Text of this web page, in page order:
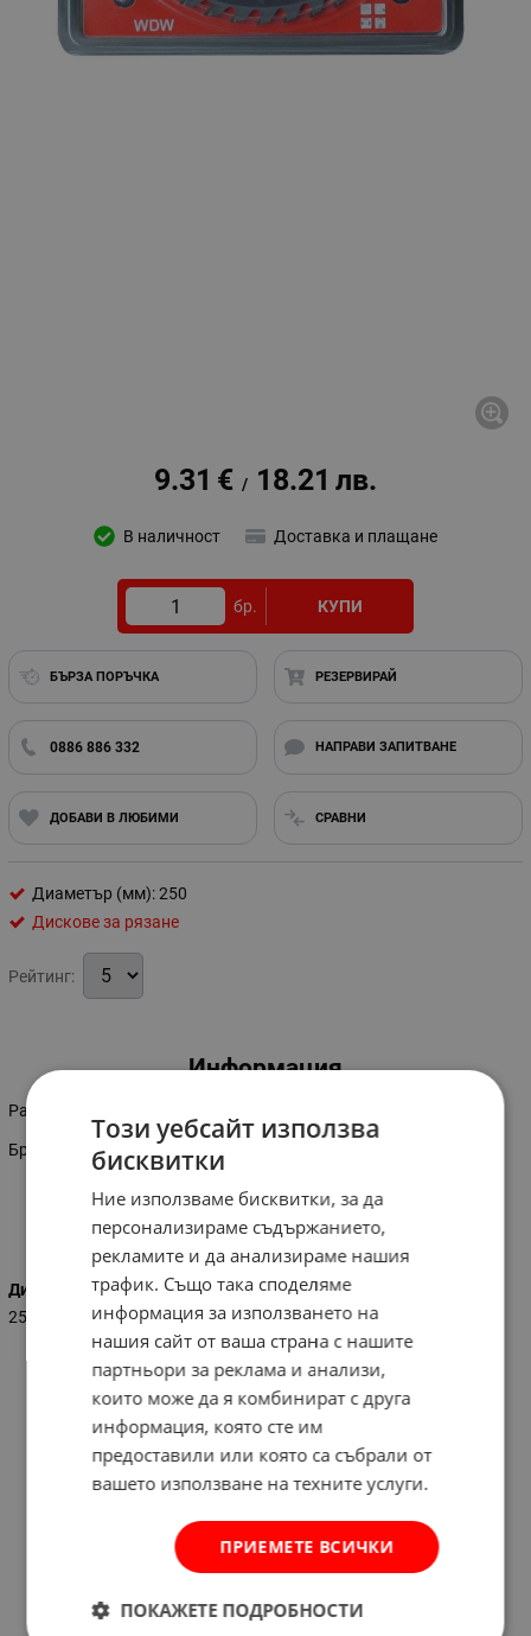
9.31 € / 18.21 лв.
В наличност Доставка и плащане
бр. КУПИ
БЪРЗА ПОРЪЧКА РЕЗЕРВИРАЙ
0886 886 332 НАПРАВИ ЗАПИТВАНЕ
ДОБАВИ В ЛЮБИМИ СРАВНИ
Диаметър (мм): 250
Дискове за рязане
Рейтинг:
Информация
Размер: 250 мм
Брой зъби: 24
Характеристики
Диаметър (мм)
250
Този уебсайт използва
бисквитки
Ние използваме бисквитки, за да
персонализираме съдържанието,
рекламите и да анализираме нашия
трафик. Също така споделяме
информация за използването на
нашия сайт от ваша страна с нашите
партньори за реклама и анализи,
които може да я комбинират с друга
информация, която сте им
предоставили или която са събрали от
вашето използване на техните услуги.
ПРИЕМЕТЕ ВСИЧКИ
ПОКАЖЕТЕ ПОДРОБНОСТИ